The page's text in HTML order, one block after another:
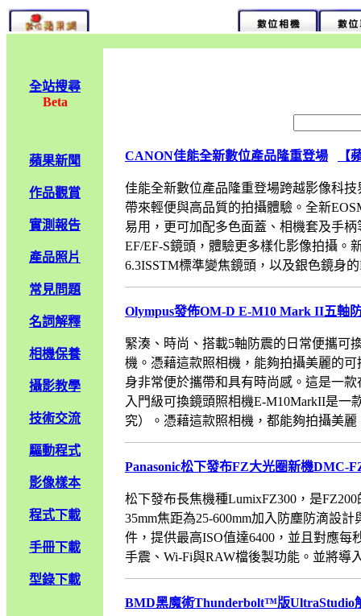
全站搜尋
Beta
蘋果新聞
作品觀賞
實測報告
產品照片
常見問題
名詞解釋
相機保養
攝影教學
技術交流
驅動程式
影像樣本
程式下載
手冊下載
型錄下載
CANON佳能全新數位產品隆重登場 【
佳能全新數位產品隆重登場跨越影像科
帶來輕便與高品質的拍攝體驗。全新
易用，更可加配多色面蓋、相機套及手
EF/EF-S鏡頭，體驗更多樣化影像拍攝。
6.3ISSTM標準變焦鏡頭，以及銀色鏡身的
Olympus發佈OM-D E-M10 Mark II五軸
緊湊、時尚、搭載5軸防震的日常便攜可
機。憑藉這款照相機，能夠拍攝美麗的
身非常便於攜帶和具有時尚感。這是一
入門級可換鏡頭照相機E-M10MarkII是一
究）。憑藉這款照相機，都能夠拍攝美
Panasonic松下發布FZ大光圈新機DMC-
松下發布長焦機種LumixFZ300，是
35mm焦距為25-600mm加入防塵防滴設
件，提供最高ISO值達6400，並且對應
手震、Wi-Fi與RAW檔後製功能。並將導
BMD黑魔術Thunderbolt™版UltraStudio